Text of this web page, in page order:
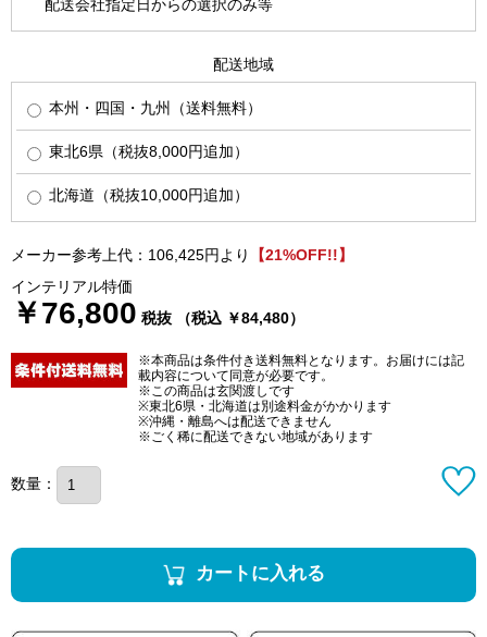
配送会社指定日からの選択のみ等
配送地域
本州・四国・九州（送料無料）
東北6県（税抜8,000円追加）
北海道（税抜10,000円追加）
メーカー参考上代：106,425円より
【21%OFF!!】
インテリアル特価
￥76,800 税抜 （税込 ￥84,480）
※本商品は条件付き送料無料となります。お届けには記
載内容について同意が必要です。
※この商品は玄関渡しです
※東北6県・北海道は別途料金がかかります
※沖縄・離島へは配送できません
※ごく稀に配送できない地域があります
数量：
カートに入れる